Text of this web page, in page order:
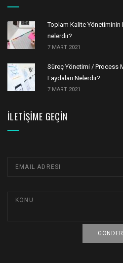
Toplam Kalite
nelerdir?
7 MART 2021
Süreç Yönetimi / Process
Faydaları Nelerdir?
7 MART 2021
İLETIŞIME GEÇIN